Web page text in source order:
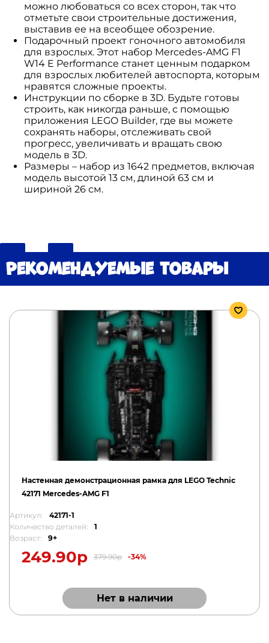
можно любоваться со всех сторон, так что
отметьте свои строительные достижения,
выставив ее на всеобщее обозрение.
Подарочный проект гоночного автомобиля
для взрослых. Этот набор Mercedes-AMG F1
W14 E Performance станет ценным подарком
для взрослых любителей автоспорта, которым
нравятся сложные проекты.
Инструкции по сборке в 3D. Будьте готовы
строить, как никогда раньше, с помощью
приложения LEGO Builder, где вы можете
сохранять наборы, отслеживать свой
прогресс, увеличивать и вращать свою
модель в 3D.
Размеры – набор из 1642 предметов, включая
модель высотой 13 см, длиной 63 см и
шириной 26 см.
Рекомендуемые товары
Настенная демонстрационная рамка для LEGO Technic
42171 Mercedes-AMG F1
Артикул:
42171-1
Количество деталей:
1
Возраст:
9+
249.90р 379.90р -34%
Нет в наличии